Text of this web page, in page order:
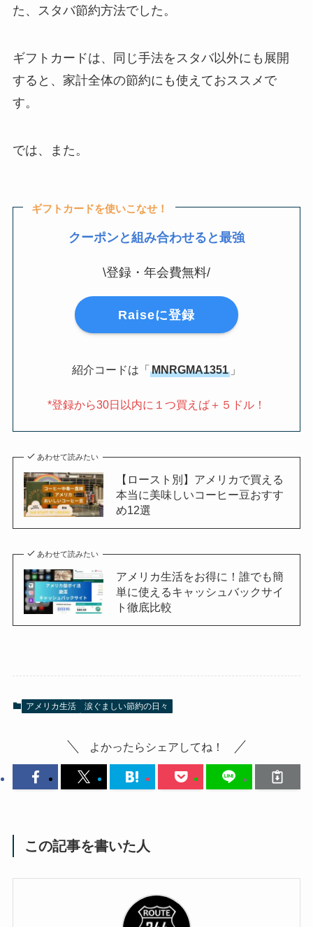
た、スタバ節約方法でした。
ギフトカードは、同じ手法をスタバ以外にも展開
すると、家計全体の節約にも使えておススメで
す。
では、また。
ギフトカードを使いこなせ！
クーポンと組み合わせると最強
\登録・年会費無料/
Raiseに登録
紹介コードは「MNRGMA1351 」
*登録から30日以内に１つ買えば＋５ドル！
あわせて読みたい
【ロースト別】アメリカで買える
本当に美味しいコーヒー豆おすす
め12選
あわせて読みたい
アメリカ生活をお得に！誰でも簡
単に使えるキャッシュバックサイ
ト徹底比較
アメリカ生活 涙ぐましい節約の日々
よかったらシェアしてね！
この記事を書いた人